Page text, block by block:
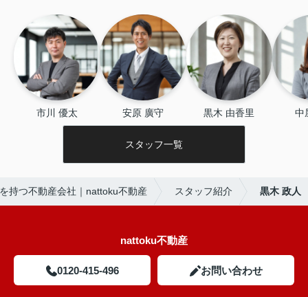
市川 優太 安原 廣守 黒木 由香里 中
スタッフ一覧
持つ不動産会社｜nattoku不動産 スタッフ紹介 黒木 政人
nattoku不動産
0120-415-496 お問い合わせ